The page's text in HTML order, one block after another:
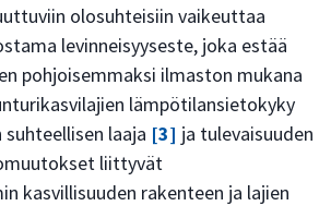
olosuhteisiin vaikeuttaa
levinneisyyseste, joka estää
pohjoisemmaksi ilmaston mukana
lämpötilansietokyky
laaja [3] ja tulevaisuuden
liittyvät
kasvillisuuden rakenteen ja lajien